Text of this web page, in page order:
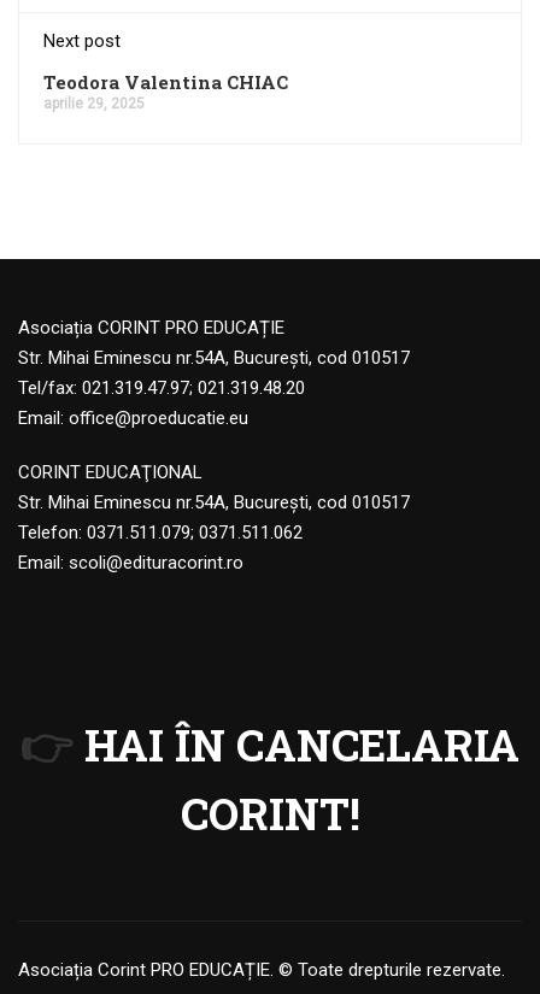
Next post
Teodora Valentina CHIAC
aprilie 29, 2025
Asociația CORINT PRO EDUCAȚIE
Str. Mihai Eminescu nr.54A, București, cod 010517
Tel/fax: 021.319.47.97; 021.319.48.20
Email: office@proeducatie.eu
CORINT EDUCAŢIONAL
Str. Mihai Eminescu nr.54A, Bucureşti, cod 010517
Telefon: 0371.511.079; 0371.511.062
Email: scoli@edituracorint.ro
👉 HAI ÎN CANCELARIA
CORINT!
Asociația Corint PRO EDUCAȚIE. © Toate drepturile rezervate.